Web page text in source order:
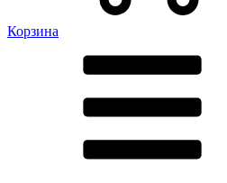
Корзина